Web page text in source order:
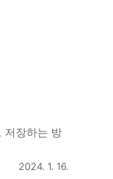
저장하는 방
2024. 1. 16.